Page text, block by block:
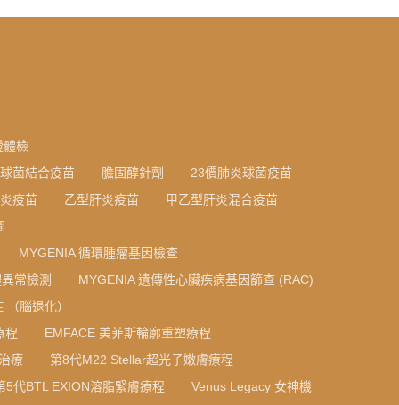
體檢
菌結合疫苗
膽固醇針劑
23價肺炎球菌疫苗
疫苗
乙型肝炎疫苗
甲乙型肝炎混合疫苗
MYGENIA 循環腫瘤基因檢查
常檢測
MYGENIA 遺傳性心臟疾病基因篩查 (RAC)
腦退化）
程
EMFACE 美菲斯輪廓重塑療程
療
第8代M22 Stellar超光子嫩膚療程
5代BTL EXION溶脂緊膚療程
Venus Legacy 女神機